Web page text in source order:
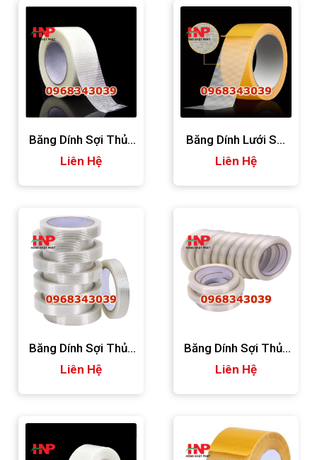
Băng Dính Sợi Thủy
Tinh 120micron
Liên Hệ
Băng Dính Lưới Sợi
Thủy Tinh
Liên Hệ
Băng Dính Sợi Thủy
Tinh 2.4f
Liên Hệ
Băng Dính Sợi Thủy
Tinh Dài 55m
Liên Hệ